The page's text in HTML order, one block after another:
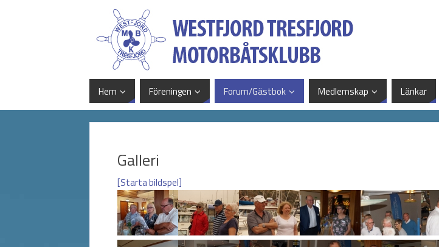
Hem Föreningen Forum/Gästbok Medlemskap Länkar
Galleri
[Starta bildspel]